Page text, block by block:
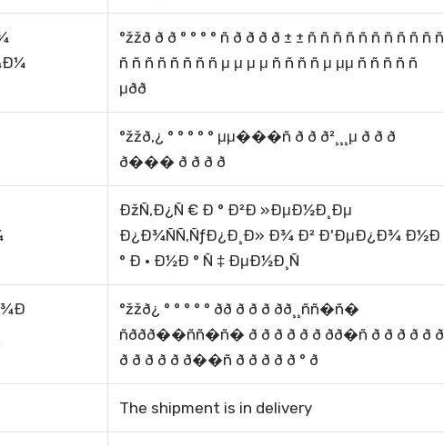
°žžð ð ð ° ° ° ° ñ ð ð ð ð ± ± ñ ñ ñ ñ ñ ñ ñ ñ ñ ñ ñ
ñ ñ ñ ñ ñ ñ ñ ñ μ μ μ μ ñ ñ ñ ñ μ μμ ñ ñ ñ ñ ñ
μðð
°žžð,¿ ° ° ° ° ° μμ���ñ ð ð ð²¸¸¸μ ð ð ð
ð��� ð ð ð ð
ÐžÑ,Ð¿Ñ € Ð ° Ð²Ð »ÐμÐ½Ð¸Ðμ
Ð¿Ð¾ÑÑ,ÑƒÐ¿Ð¸Ð» Ð¾ Ð² Ð'ÐμÐ¿Ð¾ Ð½Ð
° Ð · Ð½Ð ° Ñ ‡ ÐμÐ½Ð¸Ñ
°žžð¿ ° ° ° ° ° ðð ð ð ð ðð¸¸ññ�ñ�
ñððð��ññ�ñ� ð ð ð ð ð ð ðð�ñ ð ð ð ð ð ð
ð ð ð ð ð ð��ñ ð ð ð ð ð ° ð
The shipment is in delivery